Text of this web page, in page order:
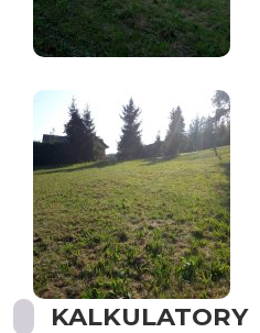
KALKULATORY